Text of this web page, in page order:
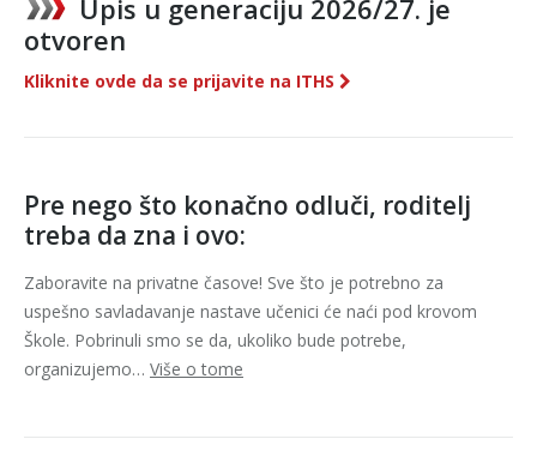
Upis u generaciju 2026/27. je
otvoren
Kliknite ovde da se prijavite na ITHS
Pre nego što konačno odluči, roditelj
treba da zna i ovo:
Zaboravite na privatne časove! Sve što je potrebno za
uspešno savladavanje nastave učenici će naći pod krovom
Škole. Pobrinuli smo se da, ukoliko bude potrebe,
organizujemo… Više o tome